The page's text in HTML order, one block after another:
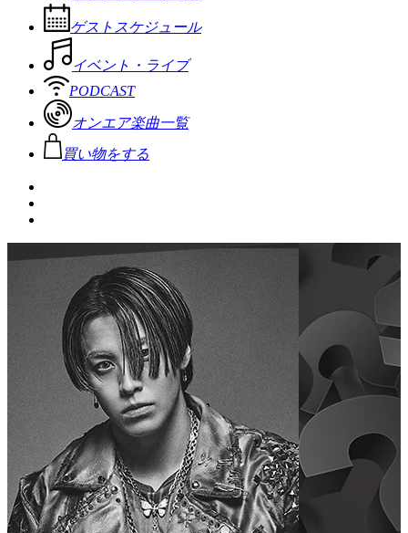
ゲストスケジュール
イベント・ライブ
PODCAST
オンエア楽曲一覧
買い物をする